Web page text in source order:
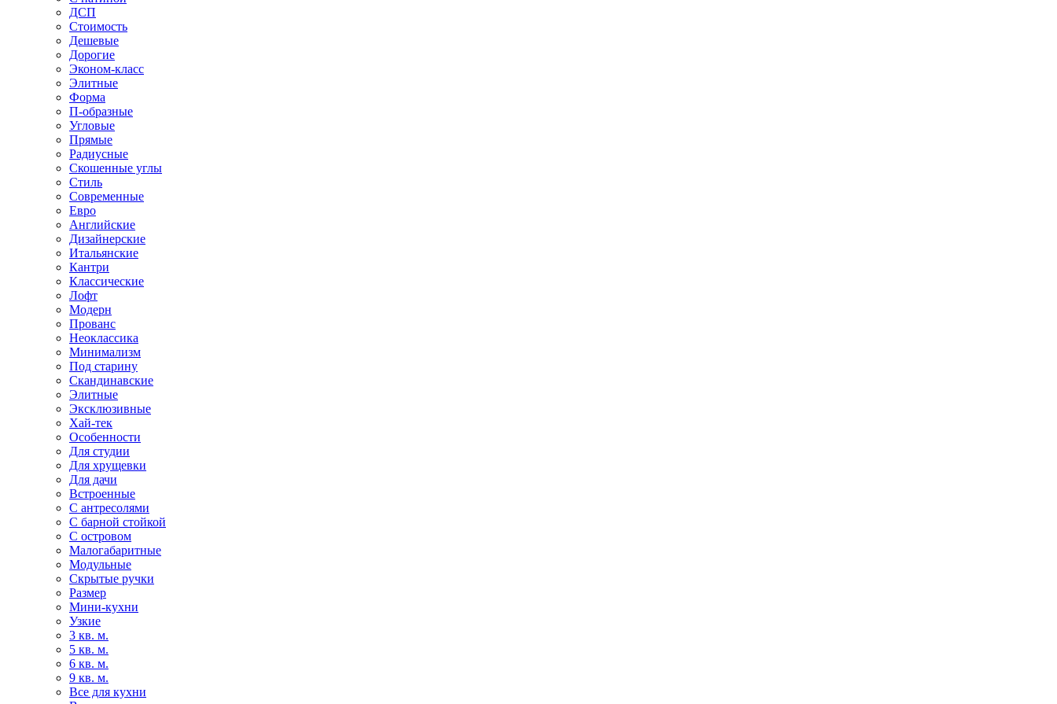
ДСП
Стоимость
Дешевые
Дорогие
Эконом-класс
Элитные
Форма
П-образные
Угловые
Прямые
Радиусные
Скошенные углы
Стиль
Современные
Евро
Английские
Дизайнерские
Итальянские
Кантри
Классические
Лофт
Модерн
Прованс
Неоклассика
Минимализм
Под старину
Скандинавские
Элитные
Эксклюзивные
Хай-тек
Особенности
Для студии
Для хрущевки
Для дачи
Встроенные
С антресолями
С барной стойкой
С островом
Малогабаритные
Модульные
Скрытые ручки
Размер
Мини-кухни
Узкие
3 кв. м.
5 кв. м.
6 кв. м.
9 кв. м.
Все для кухни